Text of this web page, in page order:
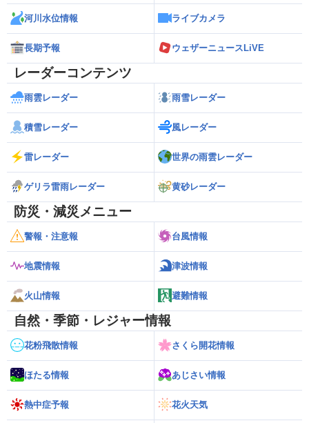
河川水位情報 ライブカメラ
長期予報 ウェザーニュースLiVE
レーダーコンテンツ
雨雲レーダー 雨雪レーダー
積雪レーダー 風レーダー
雷レーダー 世界の雨雲レーダー
ゲリラ雷雨レーダー 黄砂レーダー
防災・減災メニュー
警報・注意報 台風情報
地震情報 津波情報
火山情報 避難情報
自然・季節・レジャー情報
花粉飛散情報 さくら開花情報
ほたる情報 あじさい情報
熱中症予報 花火天気